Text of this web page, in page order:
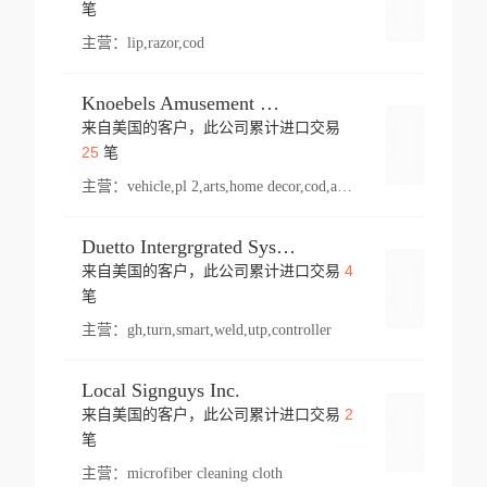
笔
主营： lip,razor,cod
Knoebels Amusement Resort
来自美国的客户，此公司累计进口交易
25笔
主营： vehicle,pl 2,arts,home decor,cod,amusement ride,sea
Duetto Intergrgrated Systems Inc.
来自美国的客户，此公司累计进口交易 4
笔
主营： gh,turn,smart,weld,utp,controller
Local Signguys Inc.
来自美国的客户，此公司累计进口交易 2
笔
主营： microfiber cleaning cloth